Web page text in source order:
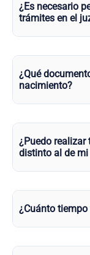
¿Es necesario
trámites en el
¿Qué
nacimiento?
¿Puedo realizar
distinto al de
¿Cuánto